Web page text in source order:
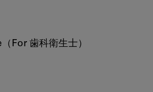
（For 歯科衛生士）